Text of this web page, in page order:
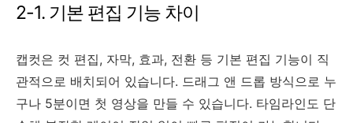
2-1. 기본 편집 기능 차이
캡컷은 컷 편집, 자막, 효과, 전환 등 기본 편집 기능이 직
관적으로 배치되어 있습니다. 드래그 앤 드롭 방식으로 누
구나 5분이면 첫 영상을 만들 수 있습니다. 타임라인도 단